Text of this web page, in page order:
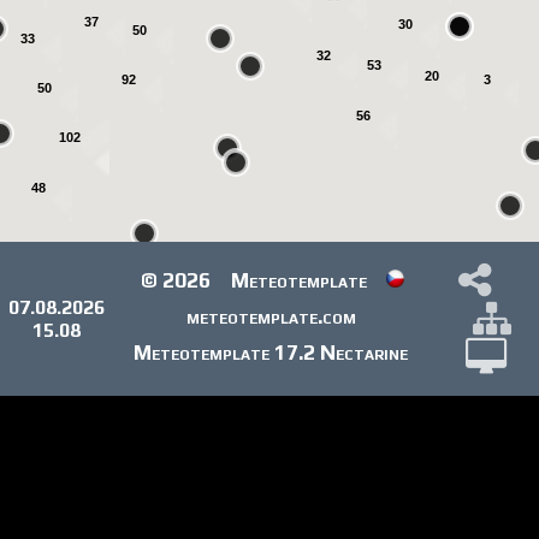
32
102
48
50
92
37
50
33
30
56
20 3
53
07.08.2026
15.08
© 2026
Meteotemplate
meteotemplate.com
Meteotemplate 17.2 Nectarine